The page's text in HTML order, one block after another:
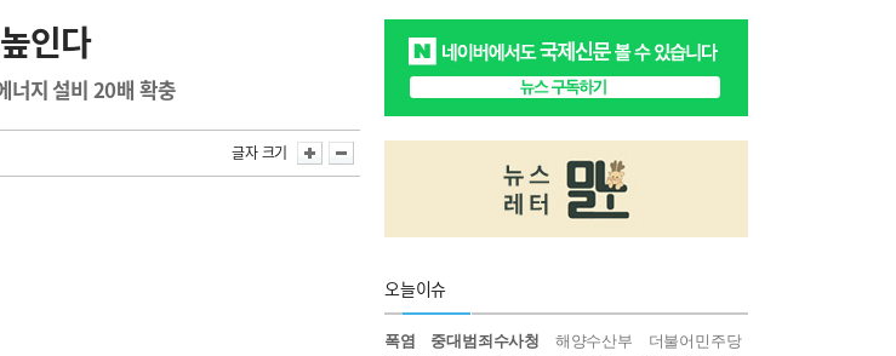
인다
지 설비 20배 확충
글자 크기
오늘이슈
폭염 중대범죄수사청 해양수산부
더불어민주당